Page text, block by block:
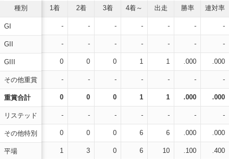
種別
GI
GII
GIII
その他重賞
重賞合計
リステッド
その他特別
平場
1着 2着 3着 4着～ 出走 勝率 連対率
- - - - - - -
- - - - - - -
0 0 0 1 1 .000 .000
- - - - - - -
0 0 0 1 1 .000 .000
- - - - - - -
0 0 0 6 6 .000 .000
1 3 0 6 10 .100 .400